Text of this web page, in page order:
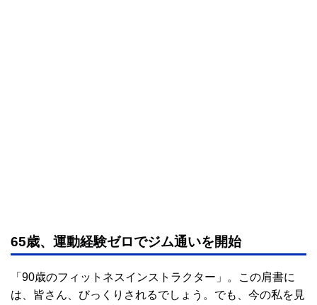
65歳、運動経験ゼロでジム通いを開始
「90歳のフィットネスインストラクター」。この肩書に
は、皆さん、びっくりされるでしょう。でも、今の私を見